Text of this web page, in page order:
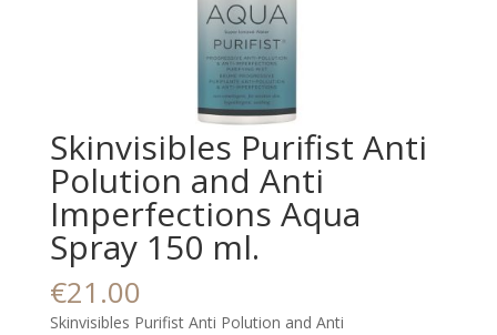
Skinvisibles Purifist Anti
Polution and Anti
Imperfections Aqua
Spray 150 ml.
€21.00
Skinvisibles Purifist Anti Polution and Anti